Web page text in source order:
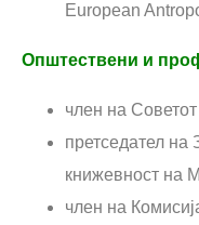
European
Општествени и
член на
претседател на
книжевност на
член на